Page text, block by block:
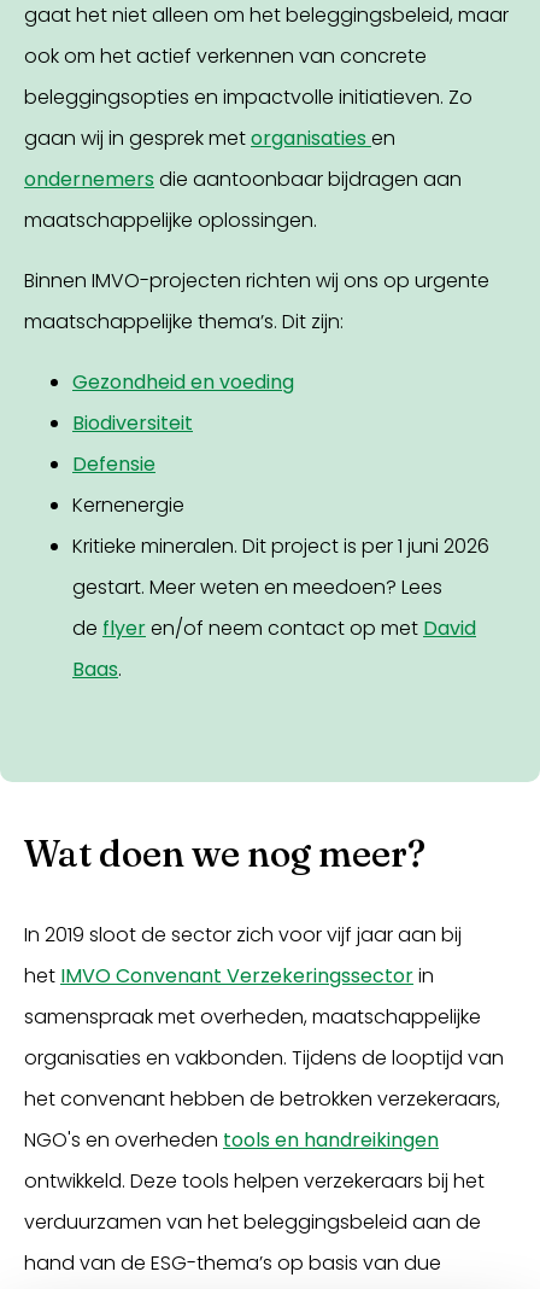
gaat het niet alleen om het beleggingsbeleid, maar
ook om het actief verkennen van concrete
beleggingsopties en impactvolle initiatieven. Zo
gaan wij in gesprek metorganisaties en
ondernemers die aantoonbaar bijdragen aan
maatschappelijke oplossingen.
Binnen IMVO-projecten richten wij ons op urgente
maatschappelijke thema’s. Dit zijn:
Gezondheid en voeding
Biodiversiteit
Defensie
Kernenergie
Kritieke mineralen. Dit project is per 1 juni 2026
gestart. Meer weten en meedoen? Lees
de flyeren/of neem contact op met David
Baas.
Wat doen we nog meer?
In 2019 sloot de sector zich voor vijf jaar aan bij
het IMVO Convenant Verzekeringssectorin
samenspraak met overheden, maatschappelijke
organisaties en vakbonden. Tijdens de looptijd van
het convenant hebben de betrokken verzekeraars,
NGO's en overheden tools en handreikingen
ontwikkeld. Deze tools helpen verzekeraars bij het
verduurzamen van het beleggingsbeleid aan de
hand van de ESG-thema’s op basis van due